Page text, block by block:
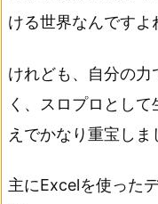
ける世界なんですよ
けれども、自分の
く、スロプロとし
えでかなり重宝しま
主にExcelを使った